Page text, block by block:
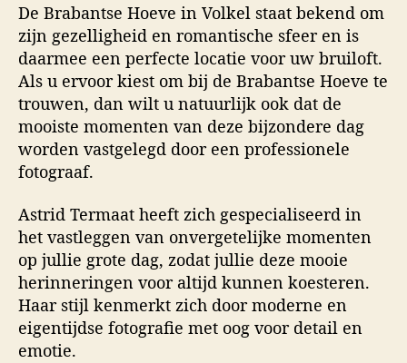
De Brabantse Hoeve in Volkel staat bekend om
zijn gezelligheid en romantische sfeer en is
daarmee een perfecte locatie voor uw bruiloft.
Als u ervoor kiest om bij de Brabantse Hoeve te
trouwen, dan wilt u natuurlijk ook dat de
mooiste momenten van deze bijzondere dag
worden vastgelegd door een professionele
fotograaf.
Astrid Termaat heeft zich gespecialiseerd in
het vastleggen van onvergetelijke momenten
op jullie grote dag, zodat jullie deze mooie
herinneringen voor altijd kunnen koesteren.
Haar stijl kenmerkt zich door moderne en
eigentijdse fotografie met oog voor detail en
emotie.